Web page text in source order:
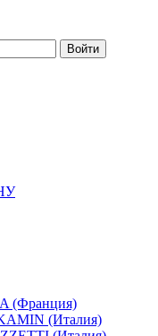
(Франция)
(Италия)